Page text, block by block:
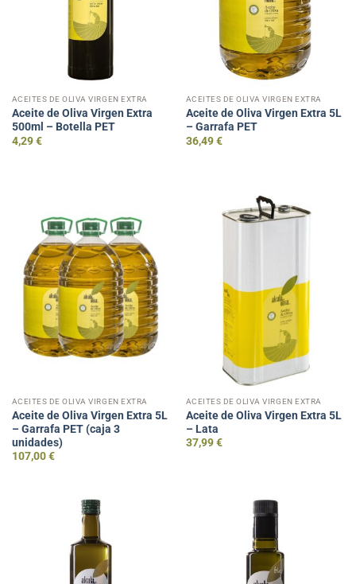
ACEITES DE OLIVA VIRGEN EXTRA
Aceite de Oliva Virgen Extra
500ml – Botella PET
4,29€
ACEITES DE OLIVA VIRGEN EXTRA
Aceite de Oliva Virgen Extra 5L
– Garrafa PET
36,49€
ACEITES DE OLIVA VIRGEN EXTRA
Aceite de Oliva Virgen Extra 5L
– Garrafa PET (caja 3
unidades)
107,00€
ACEITES DE OLIVA VIRGEN EXTRA
Aceite de Oliva Virgen Extra 5L
– Lata
37,99€